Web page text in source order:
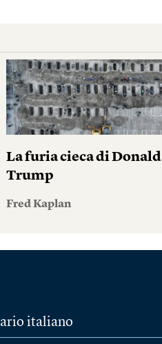
La furia cieca di Donald
Trump
Fred Kaplan
italiano